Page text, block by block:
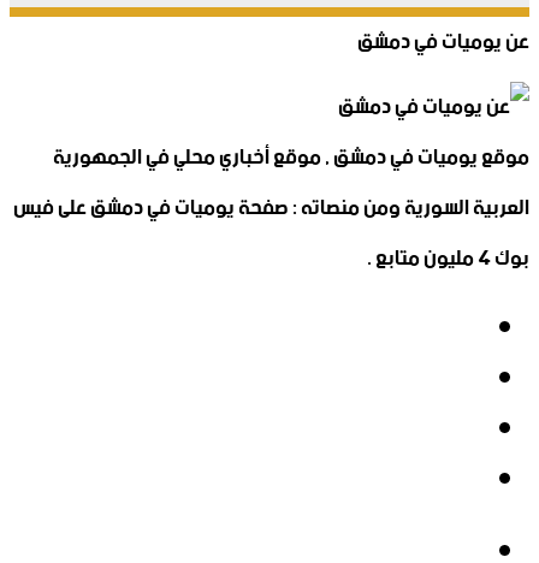
عن يوميات في دمشق
موقع يوميات في دمشق , موقع أخباري محلي في الجمهورية
العربية السورية ومن منصاته : صفحة يوميات في دمشق على فيس
بوك 4 مليون متابع .